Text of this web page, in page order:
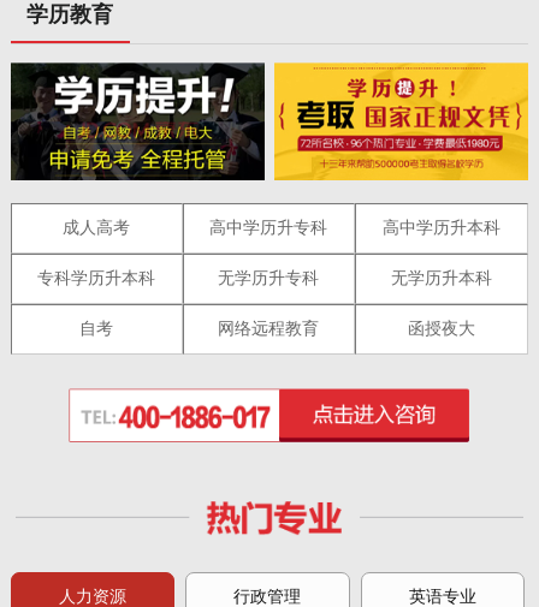
学历教育
成人高考 高中学历升专科 高中学历升本科
专科学历升本科 无学历升专科 无学历升本科
自考 网络远程教育 函授夜大
人力资源 行政管理 英语专业